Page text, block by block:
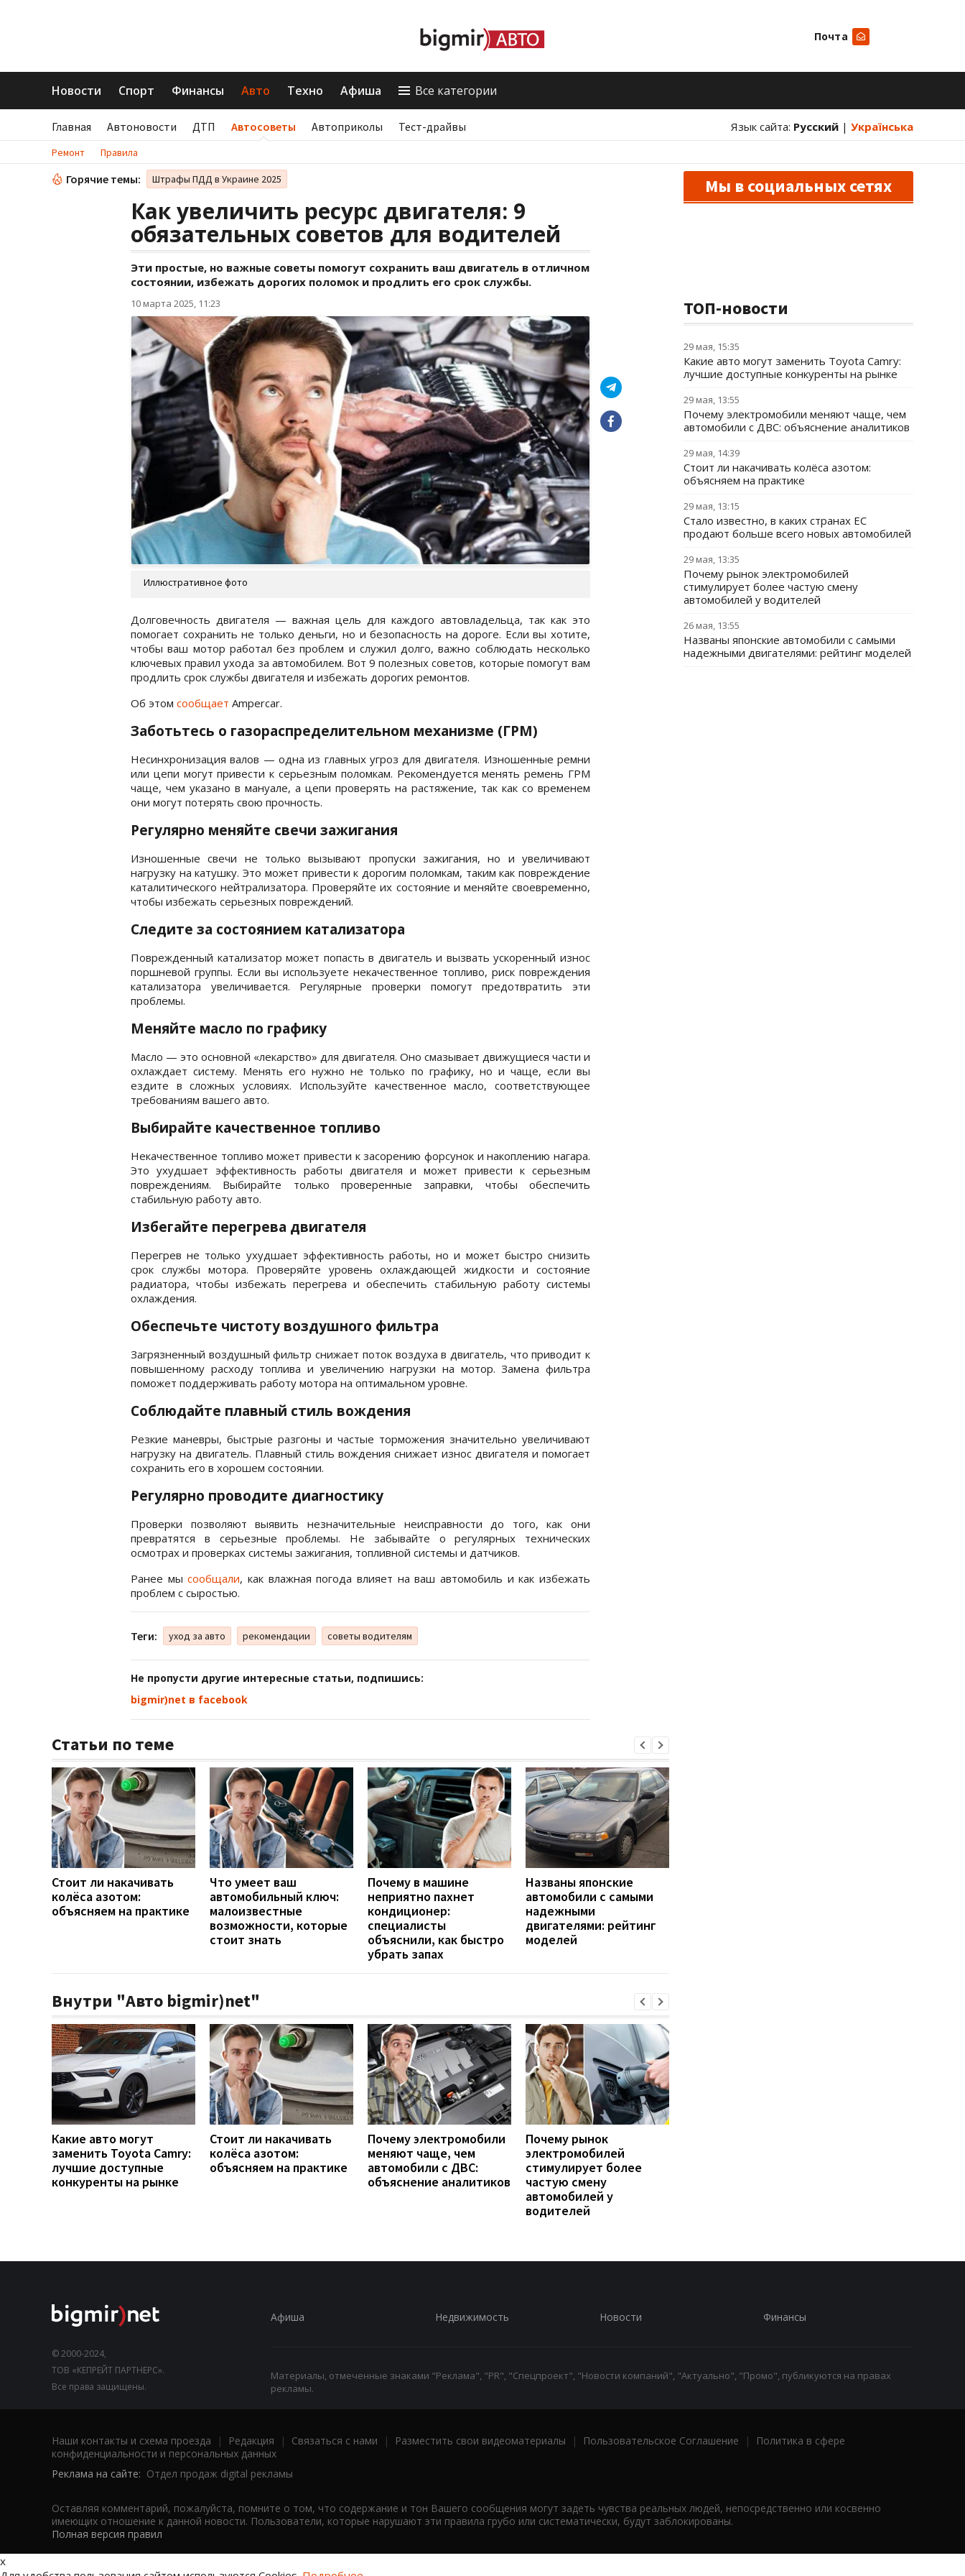
Почта
Новости Спорт Финансы Авто Техно Афиша Все категории
Главная Автоновости ДТП Автосоветы Автоприколы Тест-драйвы Язык сайта: Русский | Українська
Ремонт Правила
Горячие темы: Штрафы ПДД в Украине 2025
Как увеличить ресурс двигателя: 9
обязательных советов для водителей
Эти простые, но важные советы помогут сохранить ваш двигатель в отличном
состоянии, избежать дорогих поломок и продлить его срок службы.
10 марта 2025, 11:23
Иллюстративное фото
Долговечность двигателя — важная цель для каждого автовладельца, так как это
помогает сохранить не только деньги, но и безопасность на дороге. Если вы хотите,
чтобы ваш мотор работал без проблем и служил долго, важно соблюдать несколько
ключевых правил ухода за автомобилем. Вот 9 полезных советов, которые помогут вам
продлить срок службы двигателя и избежать дорогих ремонтов.
Об этом сообщает Ampercar.
Заботьтесь о газораспределительном механизме (ГРМ)
Несинхронизация валов — одна из главных угроз для двигателя. Изношенные ремни
или цепи могут привести к серьезным поломкам. Рекомендуется менять ремень ГРМ
чаще, чем указано в мануале, а цепи проверять на растяжение, так как со временем
они могут потерять свою прочность.
Регулярно меняйте свечи зажигания
Изношенные свечи не только вызывают пропуски зажигания, но и увеличивают
нагрузку на катушку. Это может привести к дорогим поломкам, таким как повреждение
каталитического нейтрализатора. Проверяйте их состояние и меняйте своевременно,
чтобы избежать серьезных повреждений.
Следите за состоянием катализатора
Поврежденный катализатор может попасть в двигатель и вызвать ускоренный износ
поршневой группы. Если вы используете некачественное топливо, риск повреждения
катализатора увеличивается. Регулярные проверки помогут предотвратить эти
проблемы.
Меняйте масло по графику
Масло — это основной «лекарство» для двигателя. Оно смазывает движущиеся части и
охлаждает систему. Менять его нужно не только по графику, но и чаще, если вы
ездите в сложных условиях. Используйте качественное масло, соответствующее
требованиям вашего авто.
Выбирайте качественное топливо
Некачественное топливо может привести к засорению форсунок и накоплению нагара.
Это ухудшает эффективность работы двигателя и может привести к серьезным
повреждениям. Выбирайте только проверенные заправки, чтобы обеспечить
стабильную работу авто.
Избегайте перегрева двигателя
Перегрев не только ухудшает эффективность работы, но и может быстро снизить
срок службы мотора. Проверяйте уровень охлаждающей жидкости и состояние
радиатора, чтобы избежать перегрева и обеспечить стабильную работу системы
охлаждения.
Обеспечьте чистоту воздушного фильтра
Загрязненный воздушный фильтр снижает поток воздуха в двигатель, что приводит к
повышенному расходу топлива и увеличению нагрузки на мотор. Замена фильтра
поможет поддерживать работу мотора на оптимальном уровне.
Соблюдайте плавный стиль вождения
Резкие маневры, быстрые разгоны и частые торможения значительно увеличивают
нагрузку на двигатель. Плавный стиль вождения снижает износ двигателя и помогает
сохранить его в хорошем состоянии.
Регулярно проводите диагностику
Проверки позволяют выявить незначительные неисправности до того, как они
превратятся в серьезные проблемы. Не забывайте о регулярных технических
осмотрах и проверках системы зажигания, топливной системы и датчиков.
Ранее мысообщали, как влажная погода влияет на ваш автомобиль и как избежать
проблем с сыростью.
Теги: уход за авто рекомендации советы водителям
Не пропусти другие интересные статьи, подпишись:
bigmir)net в facebook
Статьи по теме
Стоит ли накачивать
колёса азотом:
объясняем на практике
Что умеет ваш
автомобильный ключ:
малоизвестные
возможности, которые
стоит знать
Почему в машине
неприятно пахнет
кондиционер:
специалисты
объяснили, как быстро
убрать запах
Названы японские
автомобили с самыми
надежными
двигателями: рейтинг
моделей
Внутри "Авто bigmir)net"
Какие авто могут
заменить Toyota Camry:
лучшие доступные
конкуренты на рынке
Стоит ли накачивать
колёса азотом:
объясняем на практике
Почему электромобили
меняют чаще, чем
автомобили с ДВС:
объяснение аналитиков
Почему рынок
электромобилей
стимулирует более
частую смену
автомобилей у
водителей
Мы в социальных сетях
ТОП-новости
29 мая, 15:35
Какие авто могут заменить Toyota Camry:
лучшие доступные конкуренты на рынке
29 мая, 13:55
Почему электромобили меняют чаще, чем
автомобили с ДВС: объяснение аналитиков
29 мая, 14:39
Стоит ли накачивать колёса азотом:
объясняем на практике
29 мая, 13:15
Стало известно, в каких странах ЕС
продают больше всего новых автомобилей
29 мая, 13:35
Почему рынок электромобилей
стимулирует более частую смену
автомобилей у водителей
26 мая, 13:55
Названы японские автомобили с самыми
надежными двигателями: рейтинг моделей
© 2000-2024,
ТОВ «КЕПРЕЙТ ПАРТНЕРС».
Все права защищены.
Афиша Недвижимость Новости Финансы
Материалы, отмеченные знаками "Реклама", "PR", "Спецпроект", "Новости компаний", "Актуально", "Промо", публикуются на правах
рекламы.
Наши контакты и схема проезда | Редакция | Связаться с нами | Разместить свои видеоматериалы | Пользовательское Соглашение |
Политика в сфере
конфиденциальности и персональных данных
Реклама на сайте: Отдел продаж digital рекламы
Оставляя комментарий, пожалуйста, помните о том, что содержание и тон Вашего сообщения могут задеть чувства реальных людей, непосредственно или косвенно
имеющих отношение к данной новости. Пользователи, которые нарушают эти правила грубо или систематически, будут заблокированы.
Полная версия правил
x